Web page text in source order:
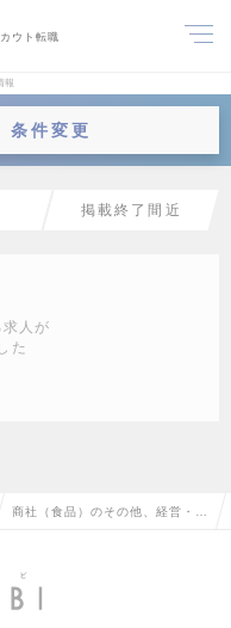
ウト転職
報
条件変更
掲載終了間近
人が
た
商社（食品）のその他、経営・経
情報一覧